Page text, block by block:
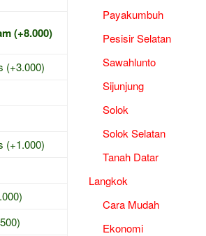
(+8.000)
(+3.000)
(+1.000)
Payakumbuh
Pesisir Selatan
Sawahlunto
Sijunjung
Solok
Solok Selatan
Tanah Datar
Langkok
Cara Mudah
Ekonomi